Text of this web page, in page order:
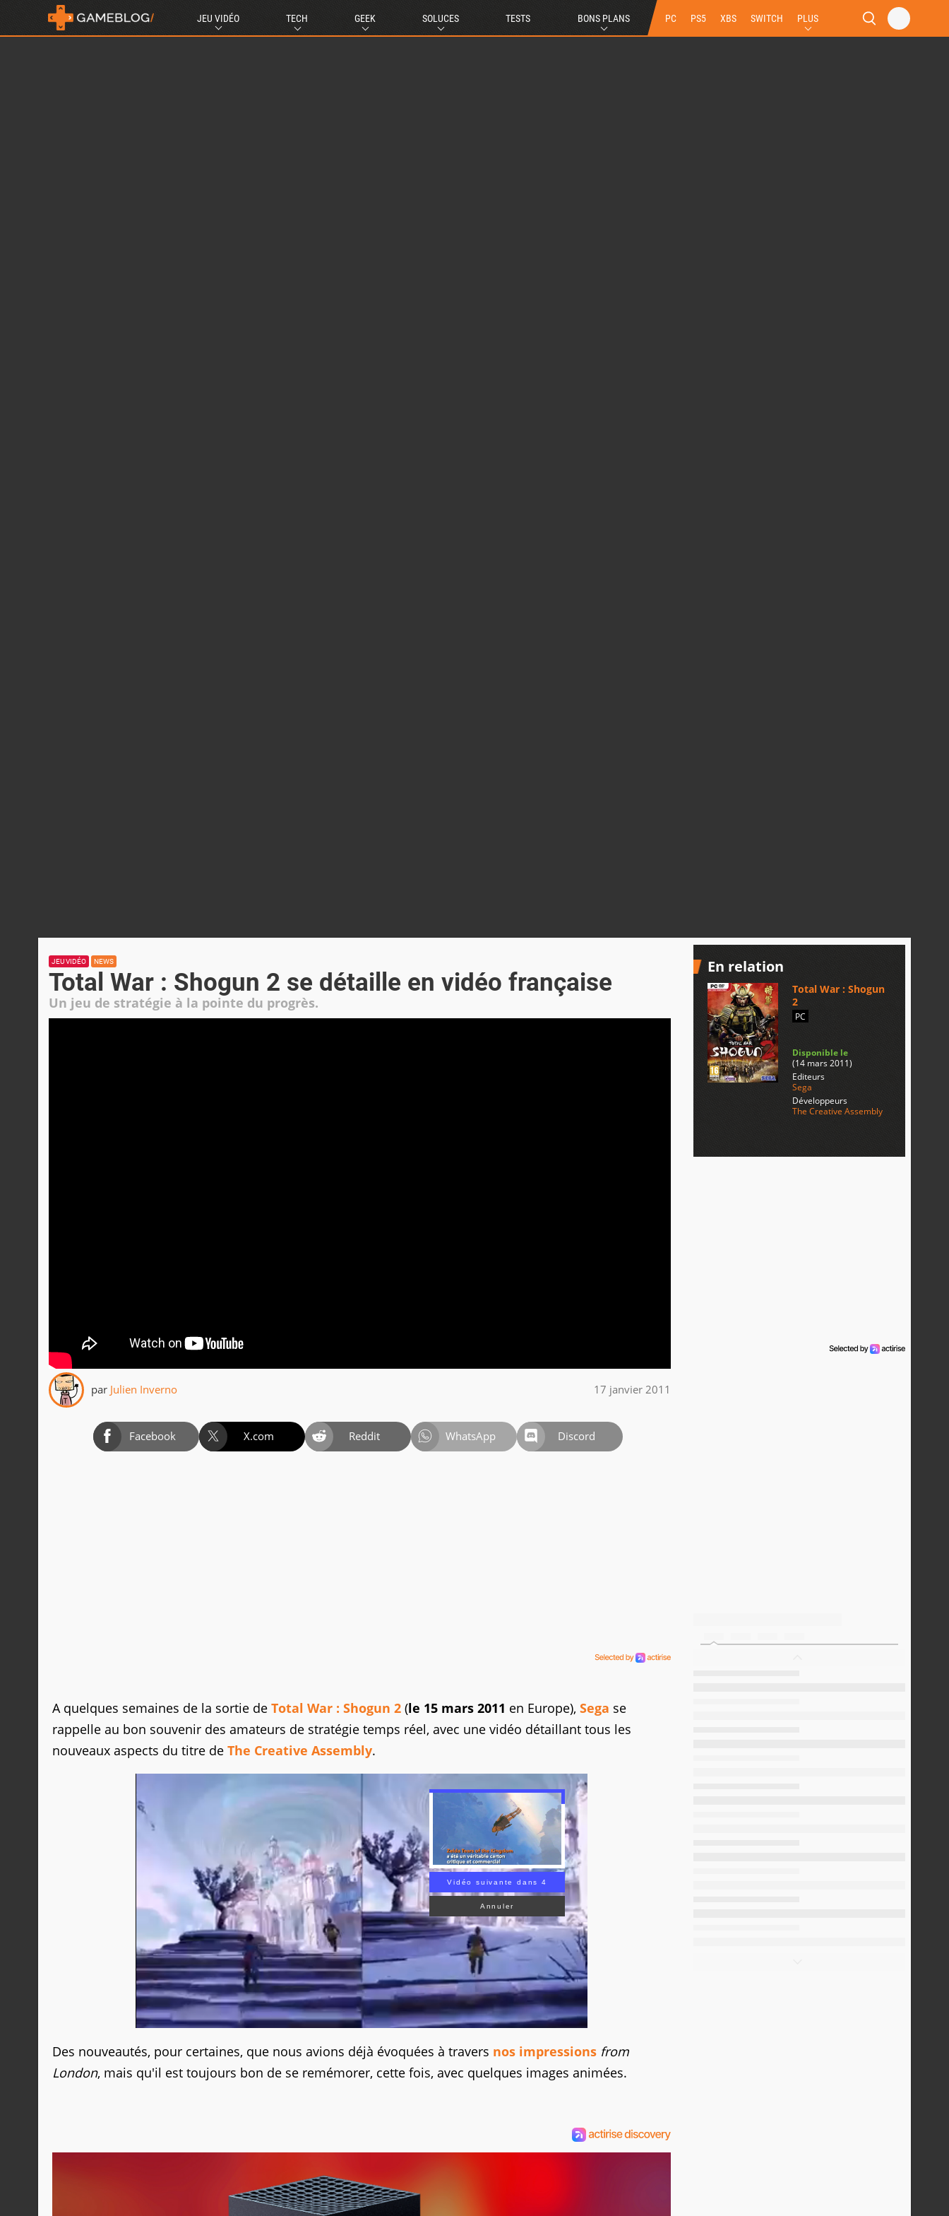
JEU VIDÉO TECH GEEK SOLUCES TESTS BONS PLANS PC PS5 XBS SWITCH PLUS
JEU VIDÉO NEWS
Total War : Shogun 2 se détaille en vidéo française
Un jeu de stratégie à la pointe du progrès.
par Julien Inverno 17 janvier 2011
Facebook X.com Reddit WhatsApp Discord
A quelques semaines de la sortie de Total War : Shogun 2 (le 15 mars 2011 en Europe), Sega se
rappelle au bon souvenir des amateurs de stratégie temps réel, avec une vidéo détaillant tous les
nouveaux aspects du titre de The Creative Assembly.
Vidéo suivante dans 3
Annuler
Des nouveautés, pour certaines, que nous avions déjà évoquées à travers nos impressions from
London, mais qu'il est toujours bon de se remémorer, cette fois, avec quelques images animées.
En relation
Total War : Shogun
2
PC
Disponible le
(14 mars 2011)
Editeurs
Sega
Développeurs
The Creative Assembly